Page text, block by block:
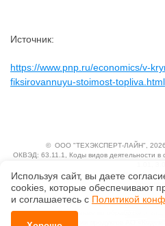
Источник:
https://www.pnp.ru/economics/v-
fiksirovannuyu-stoimost-topliva.html
© ООО "ТЕХЭКСПЕРТ-ЛАЙН" ,
ОКВЭД: 63.11.1, Коды видов деятельности в
Ценовая
Исключительные авторские и смежные
Положение по обработке и
Справка о регистрации продуктов АО
Используя сайт, вы даете
сооkiеs, которые обеспечивают
и соглашаетесь с Политикой